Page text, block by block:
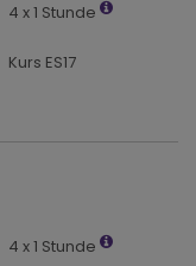
4 x 1 Stunde
Kurs ES17
4 x 1 Stunde